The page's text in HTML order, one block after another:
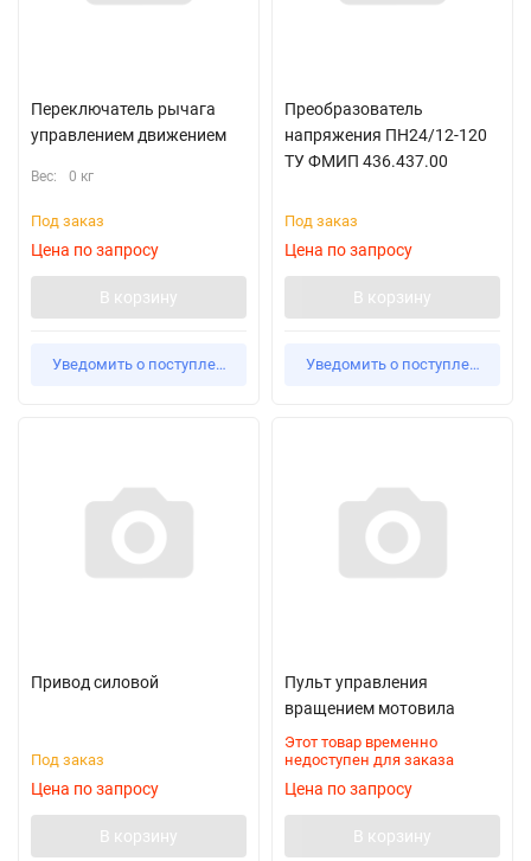
Переключатель рычага
управлением движением
Вес: 0 кг
Под заказ
Цена по запросу
В корзину
Уведомить о поступлении
Преобразователь
напряжения ПН24/12-120
ТУ ФМИП 436.437.00
Под заказ
Цена по запросу
В корзину
Уведомить о поступлении
Привод силовой
Под заказ
Цена по запросу
В корзину
Пульт управления
вращением мотовила
Этот товар временно
недоступен для заказа
Цена по запросу
В корзину